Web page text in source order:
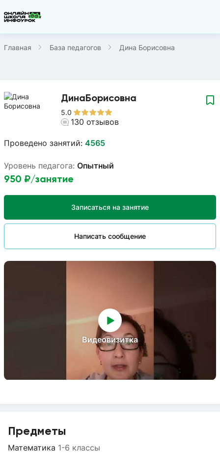
Главная База педагогов Дина Борисовна
ДинаБорисовна
5.0
130 отзывов
Проведено занятий: 4565
Видеовизитка
Уровень педагога: Опытный
950 ₽/занятие
Записаться на занятие
Написать сообщение
Предметы
Математика 1-6 классы